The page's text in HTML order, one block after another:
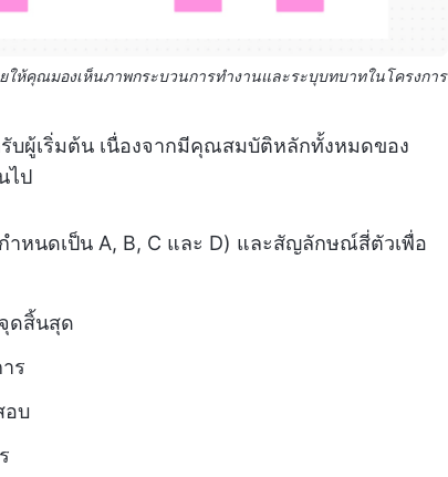
ให้คุณมองเห็นภาพกระบวนการทำงานและระบุบทบาทในโครงการ
บผู้เริ่มต้น เนื่องจากมีคุณสมบัติหลักทั้งหมดของ
ไป
หนดเป็น A, B, C และ D) และสัญลักษณ์สี่ตัวเพื่อ
ดสิ้นสุด
ร
อบ